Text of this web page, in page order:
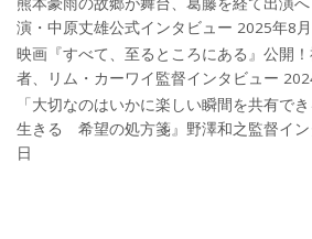
演・中原丈雄公式インタビュー 2025年8
映画『すべて、至るところにある』公開
者、リム・カーワイ監督インタビュー
「大切なのはいかに楽しい瞬間を共有で
生きる 希望の処方箋』野澤和之監督イン
日